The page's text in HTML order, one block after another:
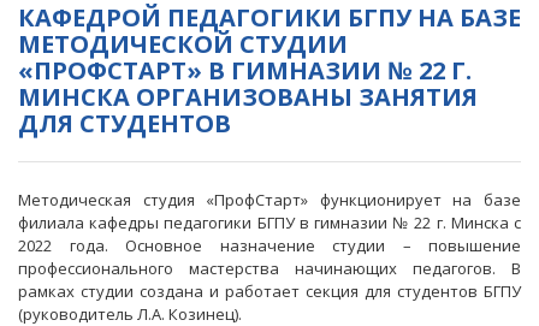
КАФЕДРОЙ ПЕДАГОГИКИ БГПУ НА БАЗЕ
МЕТОДИЧЕСКОЙ СТУДИИ
«ПРОФСТАРТ» В ГИМНАЗИИ № 22 Г.
МИНСКА ОРГАНИЗОВАНЫ ЗАНЯТИЯ
ДЛЯ СТУДЕНТОВ
Методическая студия «ПрофСтарт» функционирует на базе
филиала кафедры педагогики БГПУ в гимназии № 22 г. Минска с
2022 года. Основное назначение студии – повышение
профессионального мастерства начинающих педагогов. В
рамках студии создана и работает секция для студентов БГПУ
(руководитель Л.А. Козинец).